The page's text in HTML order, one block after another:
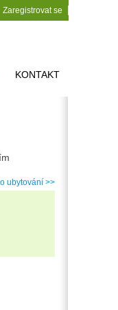
ubytování >>
Zaregistrovat se
KONTAKT